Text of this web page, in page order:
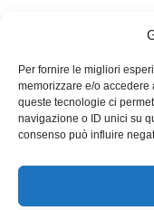
Per fornire le migliori
memorizzare e/o
queste tecnologie ci
navigazione o ID unici su
consenso può influire